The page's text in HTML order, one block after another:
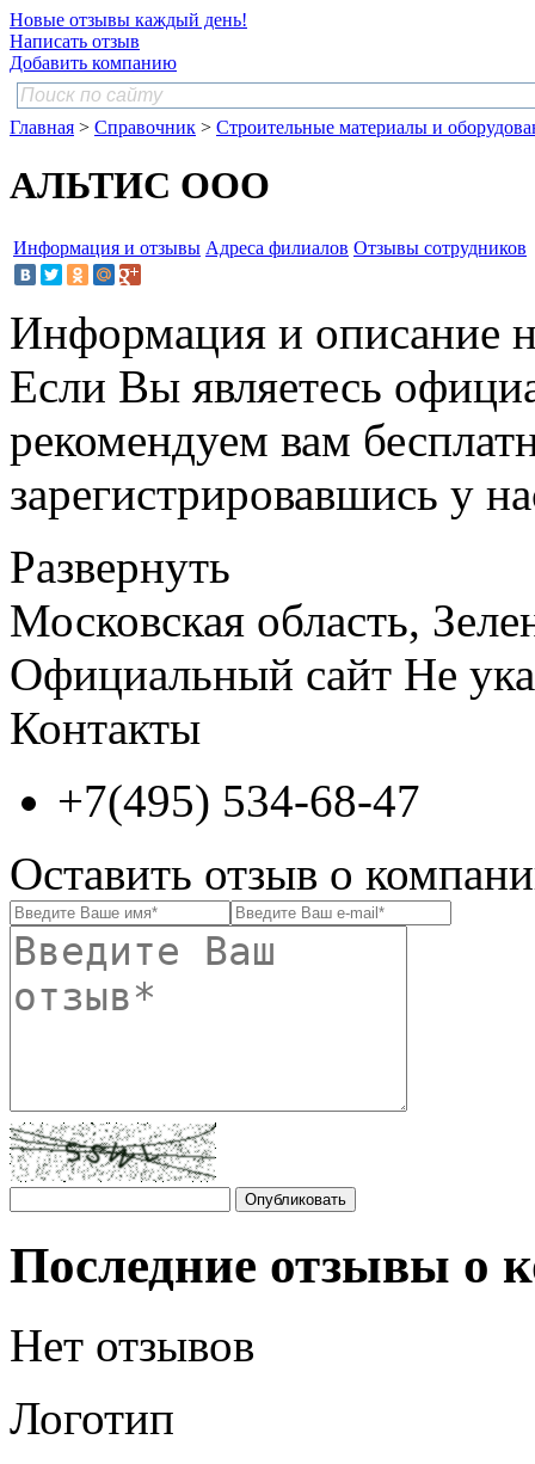
Новые отзывы каждый день!
Написать отзыв
Добавить компанию
Главная > Справочник > Строительные материалы и
АЛЬТИС ООО
Информация и отзывы Адреса филиалов Отзывы сотрудников
Информация и описание
Если Вы являетесь
рекомендуем вам
зарегистрировавшись у
Развернуть
Московская область,
Официальный сайт Не
Контакты
+7(495) 534-68-47
Оставить отзыв о
Последние отзывы
Нет отзывов
Логотип